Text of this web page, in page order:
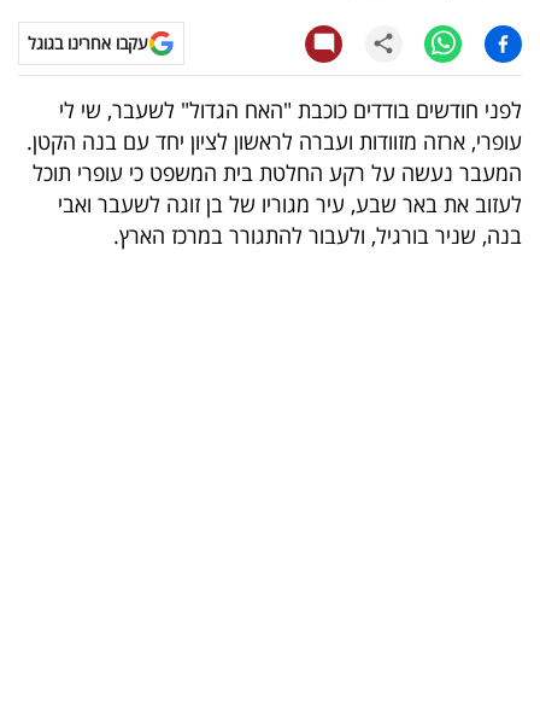
ויראלי
טלוויזיה
עסקי
ספורט
קריירה
עקבו אחרינו בגוגל
לפני חודשים בודדים כוכבת "האח הגדול" לשעבר, שי לי
עופרי, ארזה מזוודות ועברה לראשון לציון יחד עם בנה הקטן.
המעבר נעשה על רקע החלטת בית המשפט כי עופרי תוכל
לעזוב את באר שבע, עיר מגוריו של בן זוגה לשעבר ואבי
בנה, שניר בורגיל, ולעבור להתגורר במרכז הארץ.